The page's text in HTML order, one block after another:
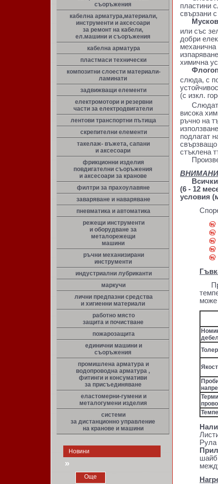
съоръжения
кабелна арматура,материали,
инструменти и аксесоари
за ремонт на кабели,
ел.машини и съоръжения
кабелна арматура
пластмаси технически
композитни слоести материали-
ламинати
задвижващи елементи
електромотори и резервни
части за електродвигатели
лентови транспортни пътища
скрепителни елементи
такелаж- въжета, сапани
и аксесоари
фрикционни изделия
повдигателни съоръжения
и аксесоари за кранове
филтри за прахоулавяне
заваряване и наваряване
пневматика и автоматика
режещи инструменти
и оборудване за
металорежещи
машини
ръчни механизирани
инструменти
индустриални лубриканти
маркучи
лични предпазни средства
и хигиенни материали
работно място
защита и почистване
пожарозащита
единични машини и
съоръжения
промишлена арматура и
водопроводна арматура ,
фитинги и консумативи
за присъединяване
еластомерни-гумени и
металогумени изделия
системи
за дистанционно управление
на кранове и машини
Новини
»
Още
пластини
свързани
или със
добри
механична
химична
слюда, с
(с изкл.
Слюдата
висока
ръчно на
подлагат
свързващо
стъклена
(6 - 12
условия
може
Рулa